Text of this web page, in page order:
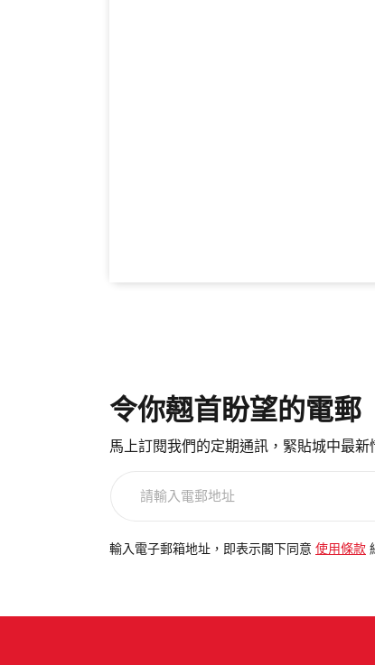
令你翹首盼望的電郵
馬上訂閱我們的定期通訊，緊貼城中最新
電
輸入電子郵箱地址，即表示閣下同意 使用條款